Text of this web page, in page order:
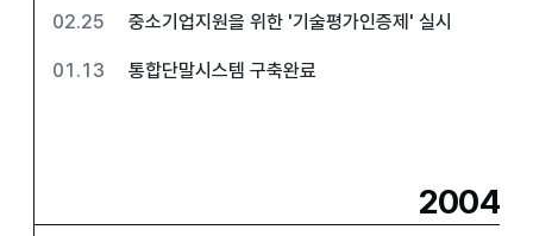
02.25 중소기업지원을 위한 '기술평가인증제' 실시
01.13 통합단말시스템 구축완료
2004